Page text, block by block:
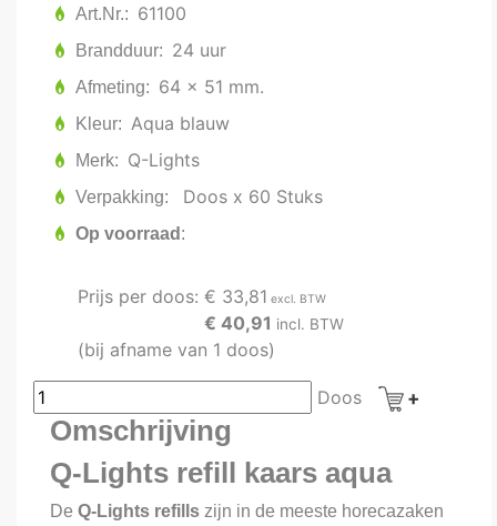
Art.Nr. 61100
Brandduur 24 uur
Afmeting 64 x 51 mm.
Kleur Aqua blauw
Merk Q-Lights
Verpakking Doos x 60 Stuks
Op voorraad
Prijs per doos: € 33,81 excl. BTW
€ 40,91 incl. BTW
(bij afname van 1 doos)
Doos
Omschrijving
Q-Lights refill kaars aqua
De Q-Lights refills zijn in de meeste horecazaken